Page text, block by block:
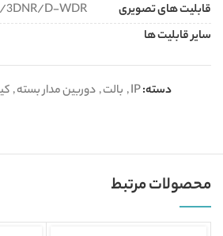
قابلیت های تصویری
D-WDR
سایر قابلیت ها
دسته:IP
, بالت, دوربین مدار بسته,
محصولات مرتبط